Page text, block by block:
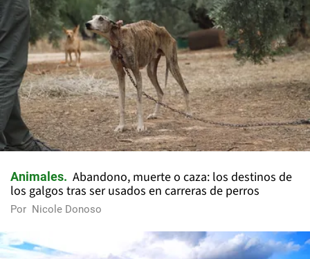
Animales
Abandono, muerte o caza: los destinos de
los galgos tras ser usados en carreras de perros
Por Nicole Donoso